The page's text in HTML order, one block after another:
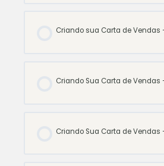
Criando sua Carta de Vendas
Criando Sua Carta de Vendas
Criando Sua Carta de Vendas